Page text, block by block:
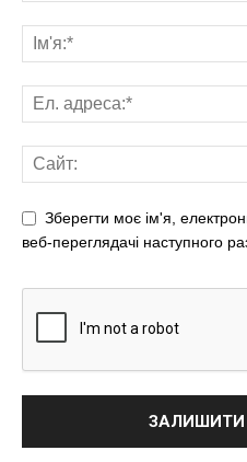
Зберегти моє ім'я,
веб-переглядачі наступного